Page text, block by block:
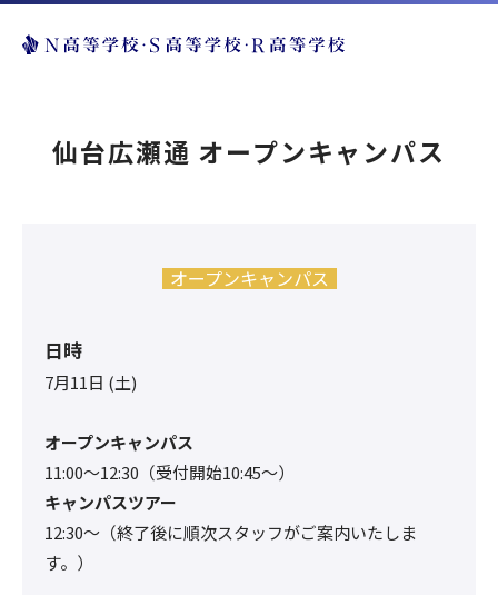
仙台広瀬通 オープンキャンパス
オープンキャンパス
日時
7月11日 (土)
オープンキャンパス
11:00〜12:30（受付開始10:45～）
キャンパスツアー
12:30〜（終了後に順次スタッフがご案内いたしま
す。）